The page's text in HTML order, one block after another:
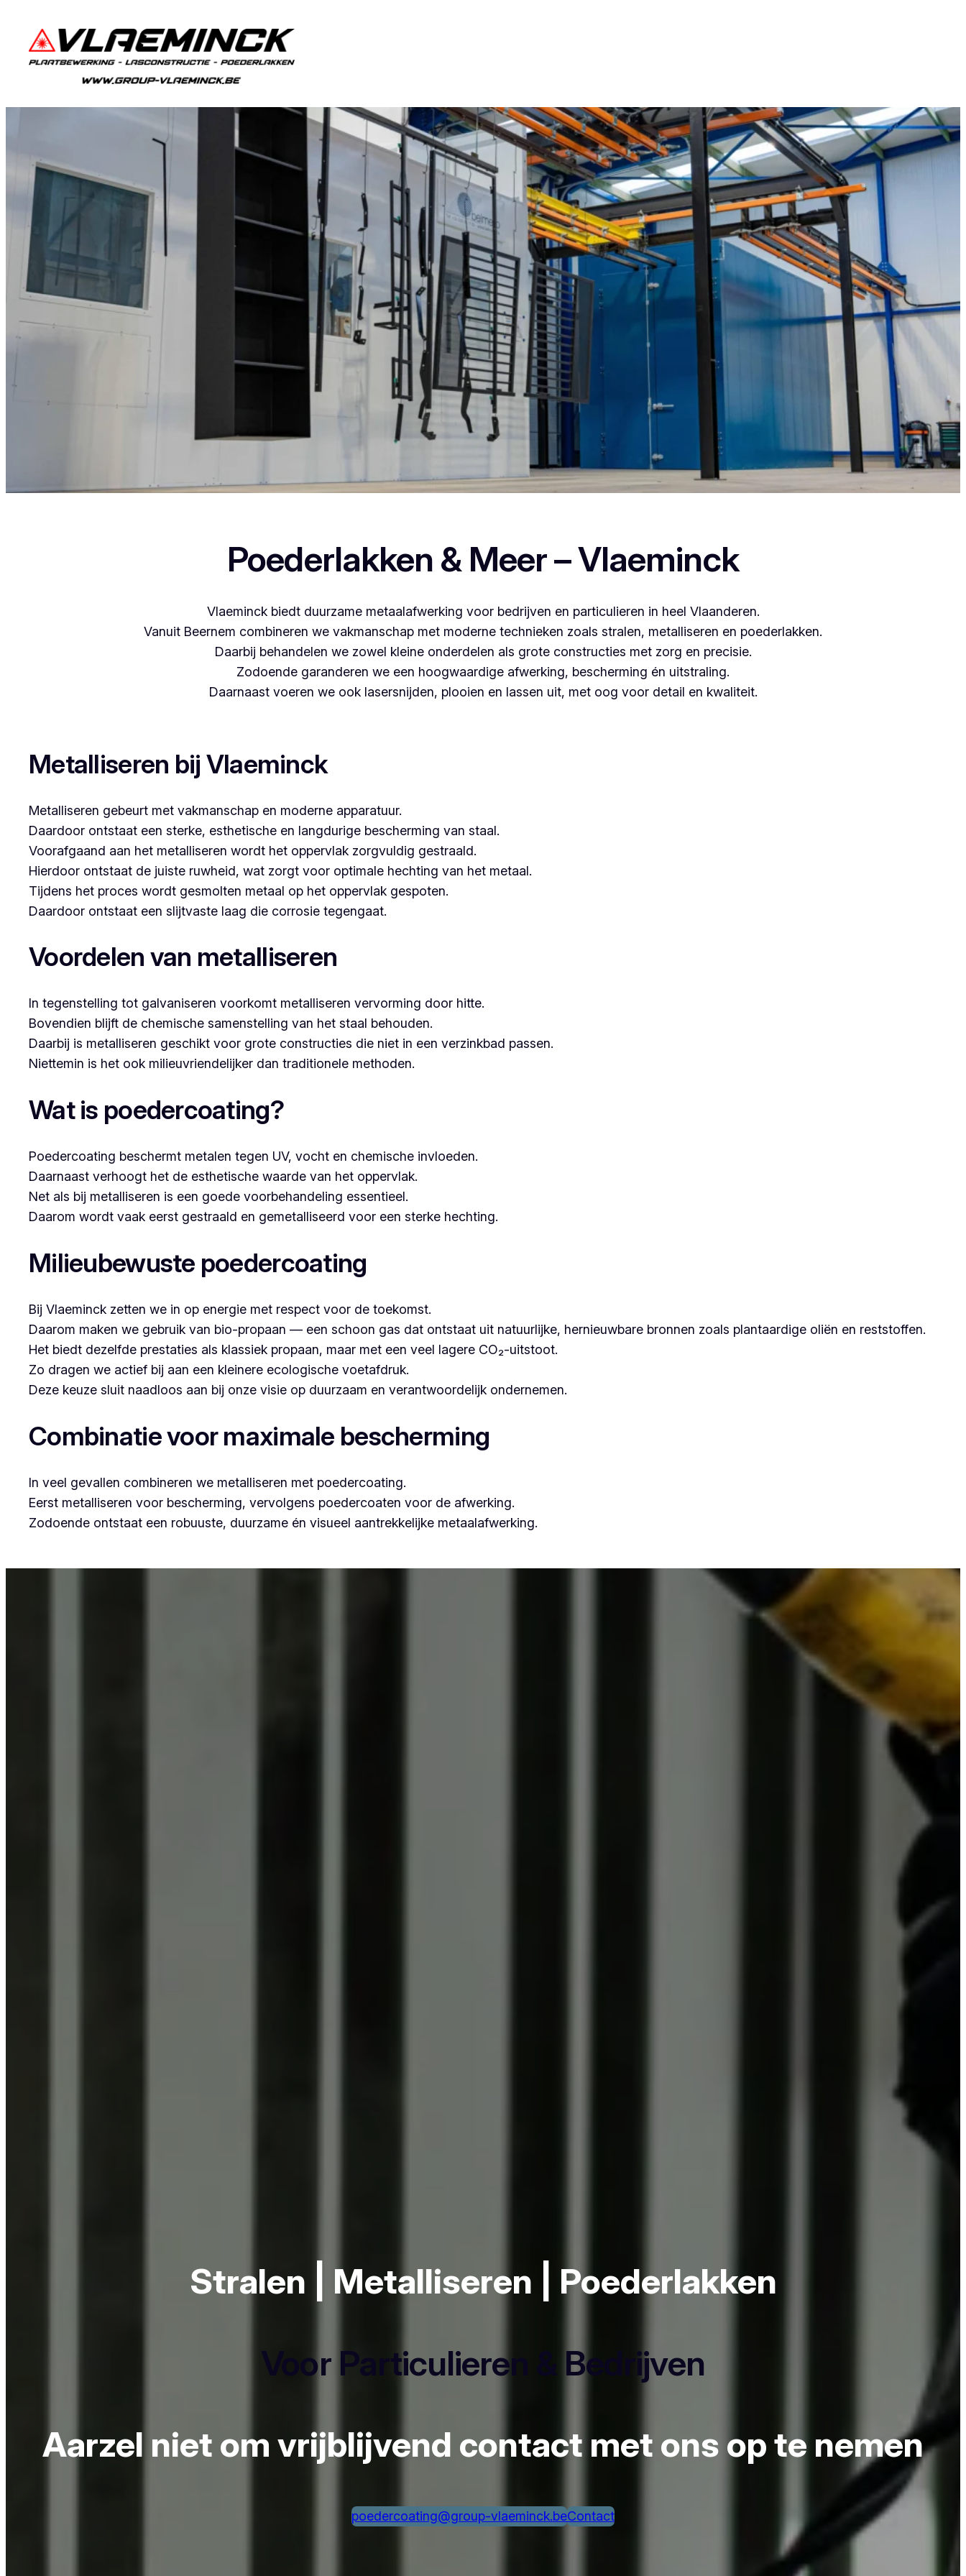
Poederlakken & Meer – Vlaeminck
Vlaeminck biedt duurzame metaalafwerking voor bedrijven en particulieren in heel Vlaanderen.
Vanuit Beernem combineren we vakmanschap met moderne technieken zoals stralen, metalliseren en poederlakken.
Daarbij behandelen we zowel kleine onderdelen als grote constructies met zorg en precisie.
Zodoende garanderen we een hoogwaardige afwerking, bescherming én uitstraling.
Daarnaast voeren we ook lasersnijden, plooien en lassen uit, met oog voor detail en kwaliteit.
Metalliseren bij Vlaeminck
Metalliseren gebeurt met vakmanschap en moderne apparatuur.
Daardoor ontstaat een sterke, esthetische en langdurige bescherming van staal.
Voorafgaand aan het metalliseren wordt het oppervlak zorgvuldig gestraald.
Hierdoor ontstaat de juiste ruwheid, wat zorgt voor optimale hechting van het metaal.
Tijdens het proces wordt gesmolten metaal op het oppervlak gespoten.
Daardoor ontstaat een slijtvaste laag die corrosie tegengaat.
Voordelen van metalliseren
In tegenstelling tot galvaniseren voorkomt metalliseren vervorming door hitte.
Bovendien blijft de chemische samenstelling van het staal behouden.
Daarbij is metalliseren geschikt voor grote constructies die niet in een verzinkbad passen.
Niettemin is het ook milieuvriendelijker dan traditionele methoden.
Wat is poedercoating?
Poedercoating beschermt metalen tegen UV, vocht en chemische invloeden.
Daarnaast verhoogt het de esthetische waarde van het oppervlak.
Net als bij metalliseren is een goede voorbehandeling essentieel.
Daarom wordt vaak eerst gestraald en gemetalliseerd voor een sterke hechting.
Milieubewuste poedercoating
Bij Vlaeminck zetten we in op energie met respect voor de toekomst.
Daarom maken we gebruik van bio-propaan — een schoon gas dat ontstaat uit natuurlijke, hernieuwbare bronnen zoals plantaardige oliën en reststoffen.
Het biedt dezelfde prestaties als klassiek propaan, maar met een veel lagere CO₂-uitstoot.
Zo dragen we actief bij aan een kleinere ecologische voetafdruk.
Deze keuze sluit naadloos aan bij onze visie op duurzaam en verantwoordelijk ondernemen.
Combinatie voor maximale bescherming
In veel gevallen combineren we metalliseren met poedercoating.
Eerst metalliseren voor bescherming, vervolgens poedercoaten voor de afwerking.
Zodoende ontstaat een robuuste, duurzame én visueel aantrekkelijke metaalafwerking.
Stralen | Metalliseren | Poederlakken
Voor Particulieren & Bedrijven
Aarzel niet om vrijblijvend contact met ons op te nemen
poedercoating@group-vlaeminck.beContact